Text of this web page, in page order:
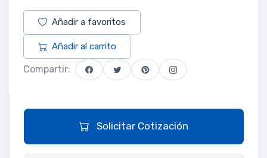
Añadir a favoritos
Añadir al carrito
Compartir:
Solicitar Cotización